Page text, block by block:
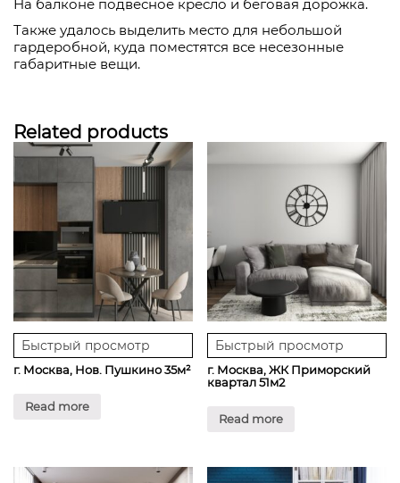
На балконе подвесное кресло и беговая дорожка.
Также удалось выделить место для небольшой
гардеробной, куда поместятся все несезонные
габаритные вещи.
Related products
Быстрый просмотр
г. Москва, Нов. Пушкино 35м²
Read more
Быстрый просмотр
г. Москва, ЖК Приморский
квартал 51м2
Read more